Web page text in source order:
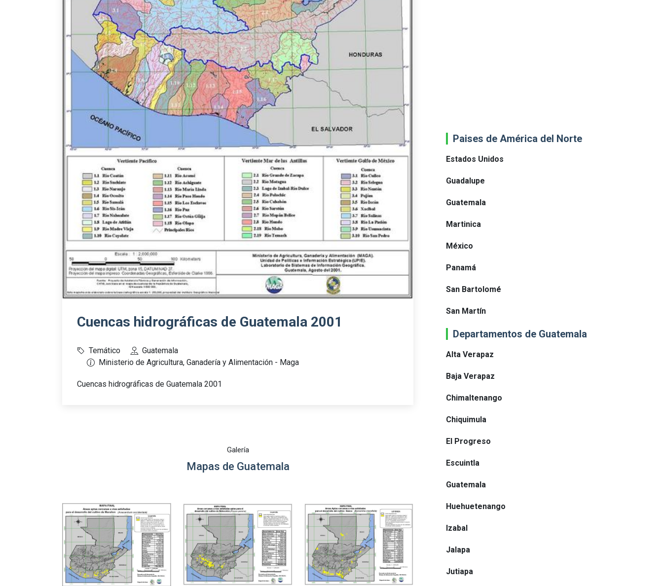
Cuencas hidrográficas de Guatemala 2001
Temático
Guatemala
Ministerio de Agricultura, Ganadería y Alimentación - Maga
Cuencas hidrográficas de Guatemala 2001
Galería
Mapas de Guatemala
Paises de América del Norte
Estados Unidos
Guadalupe
Guatemala
Martinica
México
Panamá
San Bartolomé
San Martín
Departamentos de Guatemala
Alta Verapaz
Baja Verapaz
Chimaltenango
Chiquimula
El Progreso
Escuintla
Guatemala
Huehuetenango
Izabal
Jalapa
Jutiapa